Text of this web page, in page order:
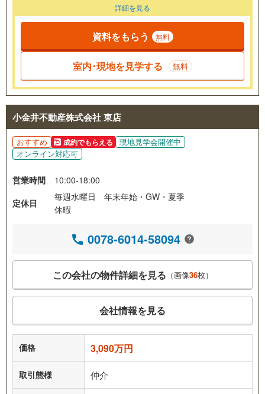
詳細を見る
資料をもらう 無料
室内･現地を見学する 無料
小金井不動産株式会社 東店
おすすめ 成約でもらえる
現地見学会開催中
オンライン対応可
営業時間
10:00-18:00
定休日
毎週水曜日 年末年始・GW・夏季
休暇
0078-6014-58094
この会社の物件詳細を見る （画像36枚）
会社情報を見る
価格 3,090万円
取引態様 仲介